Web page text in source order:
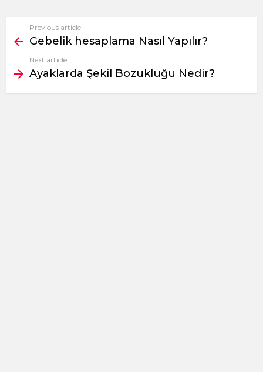
more
Previous article
Gebelik hesaplama Nasıl Yapılır?
Next article
Ayaklarda Şekil Bozukluğu Nedir?